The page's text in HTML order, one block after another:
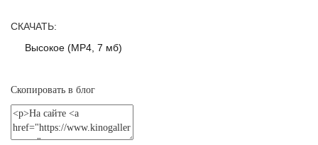
Don't Knock Twice
СКАЧАТЬ:
Высокое (MP4, 7 мб)
Скопировать в блог